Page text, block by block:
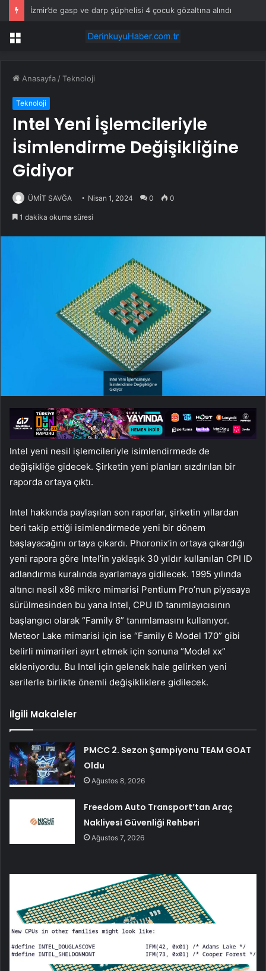
İzmir’de gasp ve darp şüphelisi 4 çocuk gözaltına alındı
Menü
Anasayfa /Teknoloji
Teknoloji
Intel Yeni İşlemcileriyle
İsimlendirme Değişikliğine
Gidiyor
ÜMİT SAVĞA Nisan 1, 2024 0 0
1 dakika okuma süresi
Intel yeni nesil işlemcileriyle isimlendirmede de
değişikliğe gidecek. Şirketin yeni planları sızdırılan bir
raporda ortaya çıktı.
Intel hakkında paylaşılan son raporlar, şirketin yıllardan
beri takip ettiği isimlendirmede yeni bir dönem
başlayacağını ortaya çıkardı. Phoronix’in ortaya çıkardığı
yeni rapora göre Intel’in yaklaşık 30 yıldır kullanılan CPI ID
adlandırma kuralında ayarlamaya gidilecek. 1995 yılında
altıncı nesil x86 mikro mimarisi Pentium Pro’nun piyasaya
sürülmesinden bu yana Intel, CPU ID tanımlayıcısının
başlangıcı olarak “Family 6” tanımlamasını kullanıyor.
Meteor Lake mimarisi için ise “Family 6 Model 170” gibi
belirli mimarileri ayırt etmek için sonuna “Model xx”
ekleniyordu. Bu Intel için gelenek hale gelirken yeni
serilerle birlikte önemli değişikliklere gidilecek.
İlgili Makaleler
PMCC 2. Sezon Şampiyonu TEAM GOAT
Oldu
Ağustos 8, 2026
Freedom Auto Transport’tan Araç
Nakliyesi Güvenliği Rehberi
Ağustos 7, 2026